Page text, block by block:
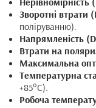
Зворотні втрати
поліруванню).
Напрямленість
Втрати на
Максимальна
Температурна
+85°C).
Робоча